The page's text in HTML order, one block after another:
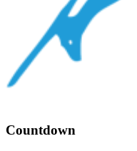
Countdown